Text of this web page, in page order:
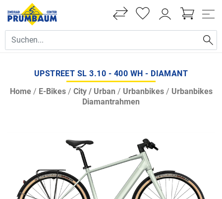
UPSTREET SL 3.10 - 400 WH - DIAMANT
Home/ E-Bikes/ City / Urban / Urbanbikes/ Urbanbikes
Diamantrahmen